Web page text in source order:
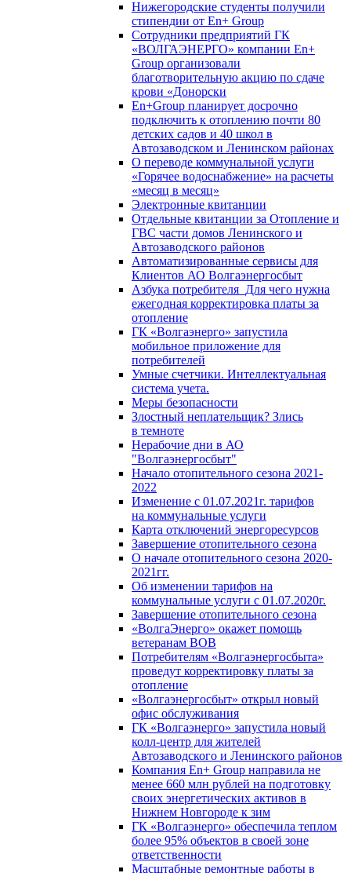
Нижегородские студенты получили
стипендии от En+ Group
Сотрудники предприятий ГК
«ВОЛГАЭНЕРГО» компании En+
Group организовали
благотворительную акцию по сдаче
крови «Донорски
En+Group планирует досрочно
подключить к отоплению почти 80
детских садов и 40 школ в
Автозаводском и Ленинском районах
О переводе коммунальной услуги
«Горячее водоснабжение» на расчеты
«месяц в месяц»
Электронные квитанции
Отдельные квитанции за Отопление и
ГВС части домов Ленинского и
Автозаводского районов
Автоматизированные сервисы для
Клиентов АО Волгаэнергосбыт
Азбука потребителя_Для чего нужна
ежегодная корректировка платы за
отопление
ГК «Волгаэнерго» запустила
мобильное приложение для
потребителей
Умные счетчики. Интеллектуальная
система учета.
Меры безопасности
Злостный неплательщик? Злись
в темноте
Нерабочие дни в АО
"Волгаэнергосбыт"
Начало отопительного сезона 2021-
2022
Изменение с 01.07.2021г. тарифов
на коммунальные услуги
Карта отключений энергоресурсов
Завершение отопительного сезона
О начале отопительного сезона 2020-
2021гг.
Об изменении тарифов на
коммунальные услуги с 01.07.2020г.
Завершение отопительного сезона
«ВолгаЭнерго» окажет помощь
ветеранам ВОВ
Потребителям «Волгаэнергосбыта»
проведут корректировку платы за
отопление
«Волгаэнергосбыт» открыл новый
офис обслуживания
ГК «Волгаэнерго» запустила новый
колл-центр для жителей
Автозаводского и Ленинского районов
Компания En+ Group направила не
менее 660 млн рублей на подготовку
своих энергетических активов в
Нижнем Новгороде к зим
ГК «Волгаэнерго» обеспечила теплом
более 95% объектов в своей зоне
ответственности
Масштабные ремонтные работы в